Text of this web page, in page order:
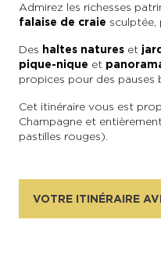
Admirez les richesses
falaise de craie sculptée,
Des haltes natures et
pique-nique et
propices pour des pauses
Cet itinéraire vous est
Champagne et
pastilles rouges).
VOTRE ITINÉRAIRE